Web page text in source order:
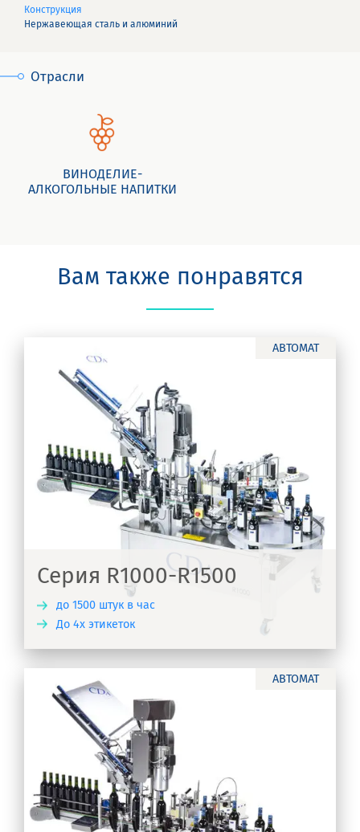
Конструкция
Нержавеющая сталь и алюминий
Отрасли
ВИНОДЕЛИЕ-
АЛКОГОЛЬНЫЕ НАПИТКИ
Вам также понравятся
АВТОМАТ
Серия R1000-R1500
до 1500 штук в час
До 4х этикеток
АВТОМАТ